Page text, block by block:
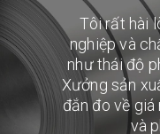
Tôi rất hài
nghiệp và
như thái độ
Xưởng sản
đắn đo về
và